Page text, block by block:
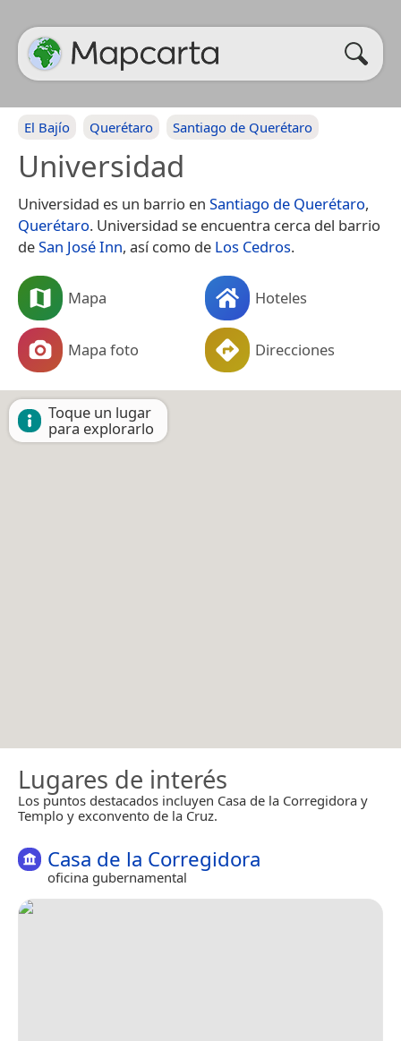
El Bajío Querétaro Santiago de Querétaro
Universidad
Universidad es un barrio en Santiago de Querétaro,
Querétaro. Universidad se encuentra cerca del barrio
deSan José Inn, así como de Los Cedros.
Mapa Hoteles
Mapa foto Direcciones
Toque un lugar
para explorarlo
Lugares de interés
Los puntos destacados incluyen Casa de la Corregidora y
Templo y exconvento de la Cruz.
Casa de la Corregidora
oficina gubernamental